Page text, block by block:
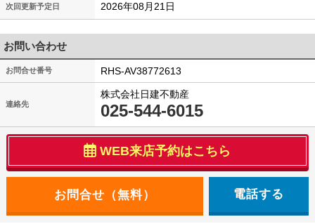
次回更新予定日 2026年08月21日
お問い合わせ
お問合せ番号 RHS-AV38772613
連絡先
株式会社日建不動産
025-544-6015
WEB来店予約はこちら
電話する